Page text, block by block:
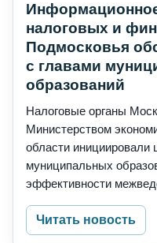
налоговых и
Подмосковья
с главами
образований
Налоговые органы
Министерством
области инициировали
муниципальных
эффективности
Читать новость